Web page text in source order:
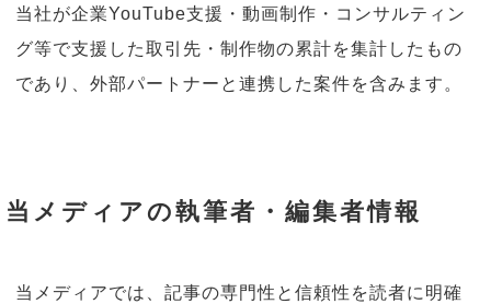
当社が企業YouTube支援・動画制作・コンサルティン
グ等で支援した取引先・制作物の累計を集計したもの
であり、外部パートナーと連携した案件を含みます。
当メディアの執筆者・編集者情報
当メディアでは、記事の専門性と信頼性を読者に明確